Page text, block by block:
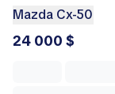
Mazda Cx-50
24 000 $